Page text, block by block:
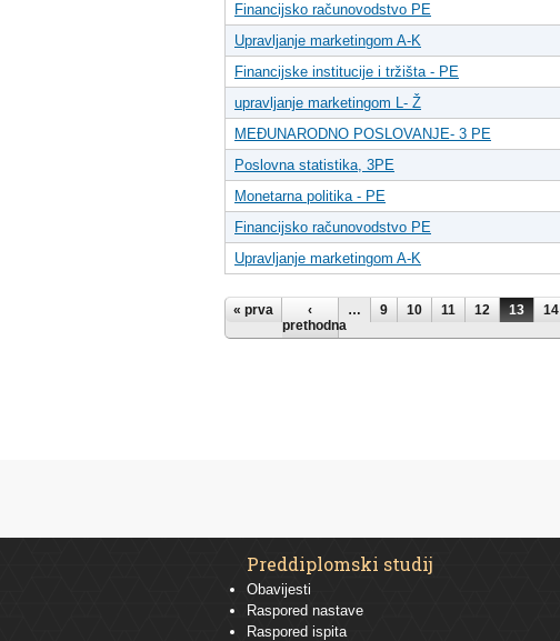
Financijsko računovodstvo PE
Upravljanje marketingom A-K
Financijske institucije i tržišta - PE
upravljanje marketingom L- Ž
MEĐUNARODNO POSLOVANJE- 3 PE
Poslovna statistika, 3PE
Monetarna politika - PE
Financijsko računovodstvo PE
Upravljanje marketingom A-K
Pages
« prva
‹
prethodna
… 9 10 11 12 13 14
Preddiplomski studij
Obavijesti
Raspored nastave
Raspored ispita